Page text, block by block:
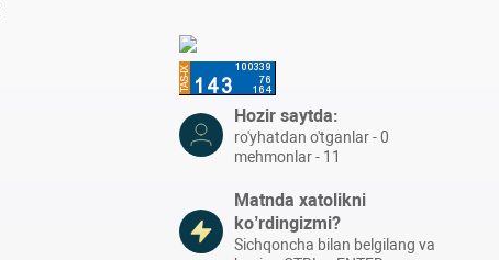
Hozir saytda:
ro'yhatdan o'tganlar - 0
mehmonlar - 11
Matnda xatolikni
ko’rdingizmi?
Sichqoncha bilan belgilang va